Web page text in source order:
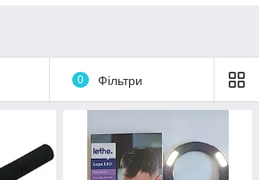
0 Фільтри